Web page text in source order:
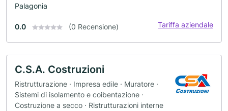
Palagonia
0.0 (0 Recensione) Tariffa aziendale
C.S.A. Costruzioni
Ristrutturazione · Impresa edile · Muratore ·
Sistemi di isolamento e coibentazione ·
Costruzione a secco · Ristrutturazioni interne